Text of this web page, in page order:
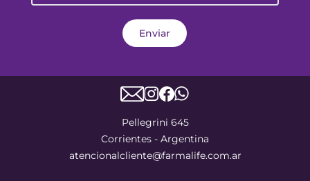
Enviar
Pellegrini 645
Corrientes - Argentina
atencionalcliente@farmalife.com.ar